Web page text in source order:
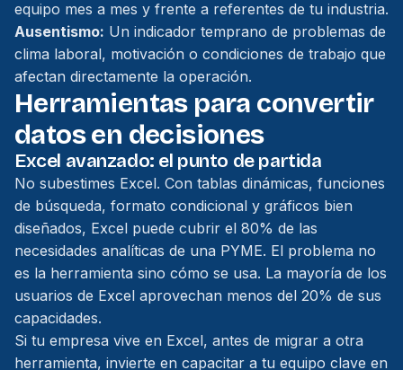
equipo mes a mes y frente a referentes de tu industria.
Ausentismo: Un indicador temprano de problemas de
clima laboral, motivación o condiciones de trabajo que
afectan directamente la operación.
Herramientas para convertir
datos en decisiones
Excel avanzado: el punto de partida
No subestimes Excel. Con tablas dinámicas, funciones
de búsqueda, formato condicional y gráficos bien
diseñados, Excel puede cubrir el 80% de las
necesidades analíticas de una PYME. El problema no
es la herramienta sino cómo se usa. La mayoría de los
usuarios de Excel aprovechan menos del 20% de sus
capacidades.
Si tu empresa vive en Excel, antes de migrar a otra
herramienta, invierte en capacitar a tu equipo clave en